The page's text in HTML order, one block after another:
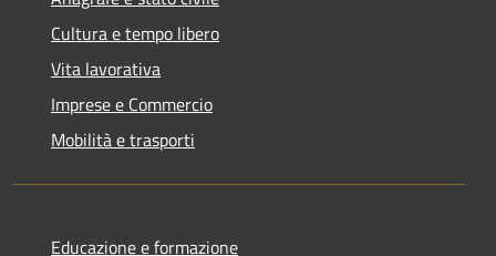
Cultura e tempo libero
Vita lavorativa
Imprese e Commercio
Mobilità e trasporti
Educazione e formazione